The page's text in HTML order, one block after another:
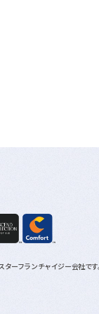
ターフランチャイジー会社で